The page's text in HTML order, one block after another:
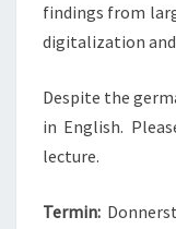
findings from
digitalization
Despite the
in English.
lecture.
Termin: